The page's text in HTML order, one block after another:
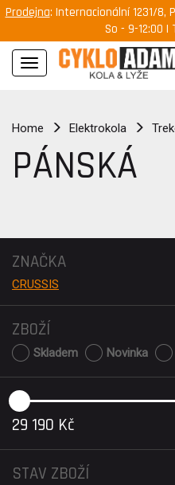
Prodejna: Internacionální 1231/8,
So - 9-12:00 |
Navigace
Home Elektrokola
PÁNSKÁ
ZNAČKA
CRUSSIS
ZBOŽÍ
Skladem Novinka
29 190 Kč
STAV ZBOŽÍ